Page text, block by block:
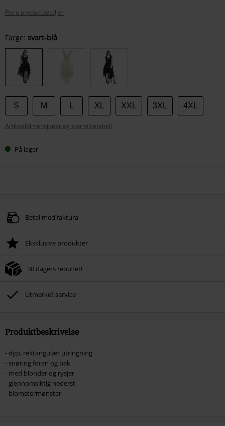
Flere produktdetaljer
Velg
størrelse
Farge: svart-blå
S M XL XXL 3XL 4XL
Artikkeldimensjoner og størrelsetabell
På lager
Betal med faktura
Eksklusive produkter
30 dagers returrett
Utmerket service
Produktbeskrivelse
- dyp, rektangulær utringning
- snøring foran og bak
- med blonder og rysjer
- gjennomsiktig nederst
- blomstermønster